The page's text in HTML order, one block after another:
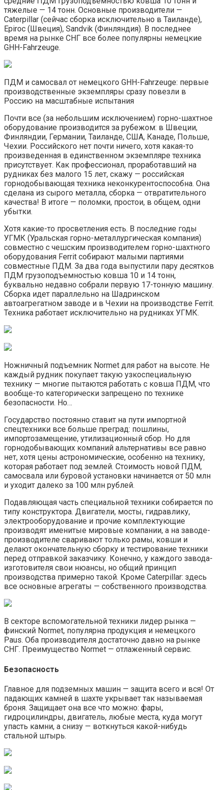
тяжелые — 14 тонн. Основные производители —
Caterpillar (сейчас сборка исключительно в Таиланде),
Epiroc (Швеция), Sandvik (Финляндия). В последнее
время на рынке СНГ все более популярны немецкие
GHH-Fahrzeuge.
ПДМ и самосвал от немецкого GHH-Fahrzeuge: первые
производственные экземпляры сразу повезли в
Россию на масштабные испытания
Почти все (за небольшим исключением) горно-шахтное
оборудование производится за рубежом: в Швеции,
Финляндии, Германии, Таиланде, США, Канаде, Польше,
Чехии. Российского нет почти ничего, хотя какая-то
произведенная в единственном экземпляре техника
присутствует. Как профессионал, проработавший на
рудниках без малого 15 лет, скажу — российская
горнодобывающая техника неконкурентоспособна. Она
сделана из сырого металла, сборка — отвратительного
качества! В итоге — поломки, простои, в общем, одни
убытки.
Хотя какие-то просветления есть. В последние годы
УГМК (Уральская горно-металлургическая компания)
совместно с чешским производителем горно-шахтного
оборудования Ferrit собирают малыми партиями
совместные ПДМ. За два года выпустили пару десятков
ПДМ грузоподъемностью ковша 10 и 14 тонн,
буквально недавно собрали первую 17-тонную машину.
Сборка идет параллельно на Шадринском
автоагрегатном заводе и в Чехии на производстве Ferrit.
Техника работает исключительно на рудниках УГМК.
Ножничный подъемник Normet для работ на высоте. Не
каждый рудник покупает такую узкоспециальную
технику — многие пытаются работать с ковша ПДМ, что
вообще-то категорически запрещено по технике
безопасности. Но…
Государство постоянно ставит на пути импортной
спецтехники все больше преград: пошлины,
импортозамещение, утилизационный сбор. Но для
горнодобывающих компаний альтернативы все равно
нет, хотя цены астрономические, особенно на технику,
которая работает под землей. Стоимость новой ПДМ,
самосвала или буровой установки начинается от 50 млн
и уходит далеко за 100 млн рублей.
Подавляющая часть специальной техники собирается по
типу конструктора. Двигатели, мосты, гидравлику,
электрооборудование и прочие комплектующие
производят именитые мировые компании, а на заводе-
производителе сваривают только рамы, ковши и
делают окончательную сборку и тестирование техники
перед отправкой заказчику. Конечно, у каждого завода-
изготовителя свои нюансы, но общий принцип
производства примерно такой. Кроме Caterpillar: здесь
все основные агрегаты — собственного производства.
В секторе вспомогательной техники лидер рынка —
финский Normet, популярна продукция и немецкого
Paus. Оба производителя достаточно давно на рынке
СНГ. Преимущество Normet — отлаженный сервис.
Безопасность
Главное для подземных машин — защита всего и вся! От
падающих камней в шахте укрывает так называемая
броня. Защищает она все что можно: фары,
гидроцилиндры, двигатель, любые места, куда могут
упасть камни, а снизу — воткнуться какой-нибудь
стальной штырь.